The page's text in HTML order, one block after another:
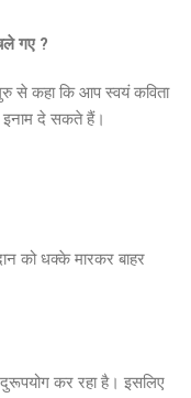
गए ?
से कहा कि आप स्वयं कविता
दे सकते हैं।
को धक्के मारकर बाहर
कर रहा है। इसलिए